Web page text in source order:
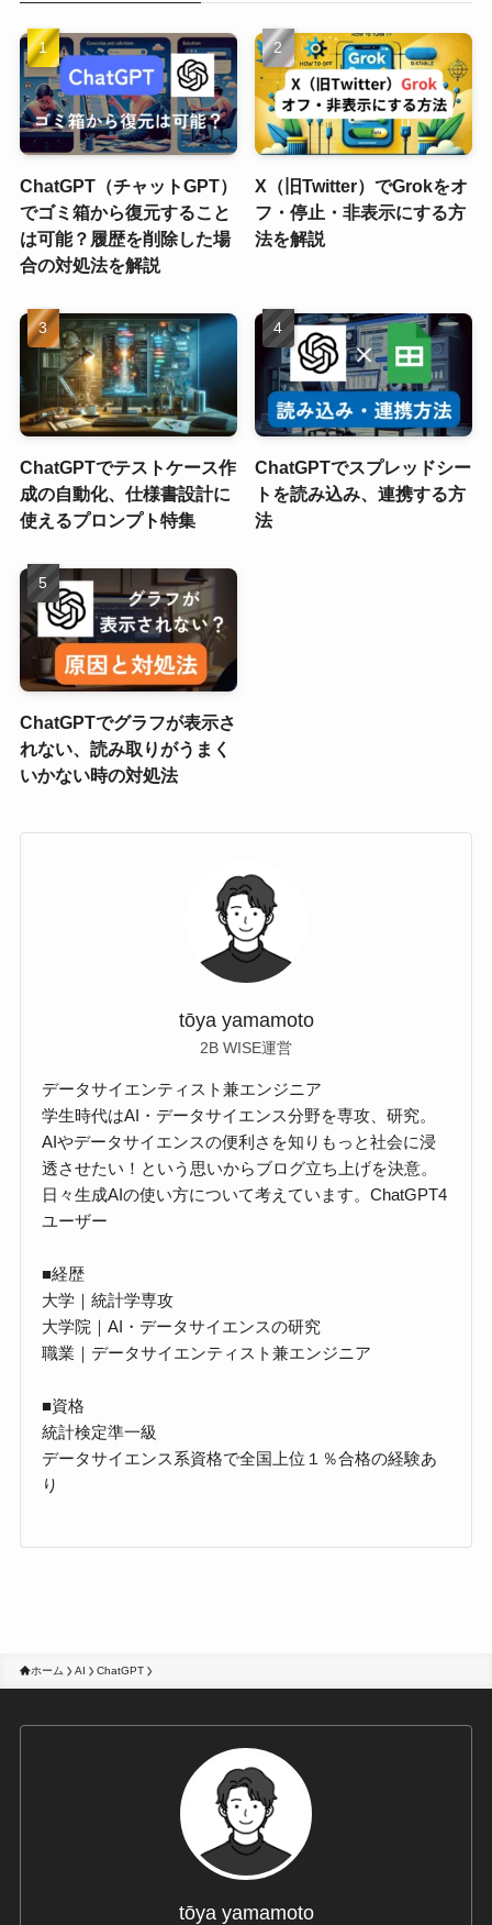
ChatGPT（チャットGPT）
でゴミ箱から復元すること
は可能？履歴を削除した場
合の対処法を解説
X（旧Twitter）でGrokをオ
フ・停止・非表示にする方
法を解説
ChatGPTでテストケース作
成の自動化、仕様書設計に
使えるプロンプト特集
ChatGPTでスプレッドシー
トを読み込み、連携する方
法
ChatGPTでグラフが表示さ
れない、読み取りがうまく
いかない時の対処法
tōya yamamoto
2B WISE運営
データサイエンティスト兼エンジニア
学生時代はAI・データサイエンス分野を専攻、研究。
AIやデータサイエンスの便利さを知りもっと社会に浸
透させたい！という思いからブログ立ち上げを決意。
日々生成AIの使い方について考えています。ChatGPT4
ユーザー
■経歴
大学｜統計学専攻
大学院｜AI・データサイエンスの研究
職業｜データサイエンティスト兼エンジニア
■資格
統計検定準一級
データサイエンス系資格で全国上位１％合格の経験あ
り
ホーム AI ChatGPT
tōya yamamoto